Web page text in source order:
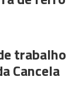
trabalho
Cancela